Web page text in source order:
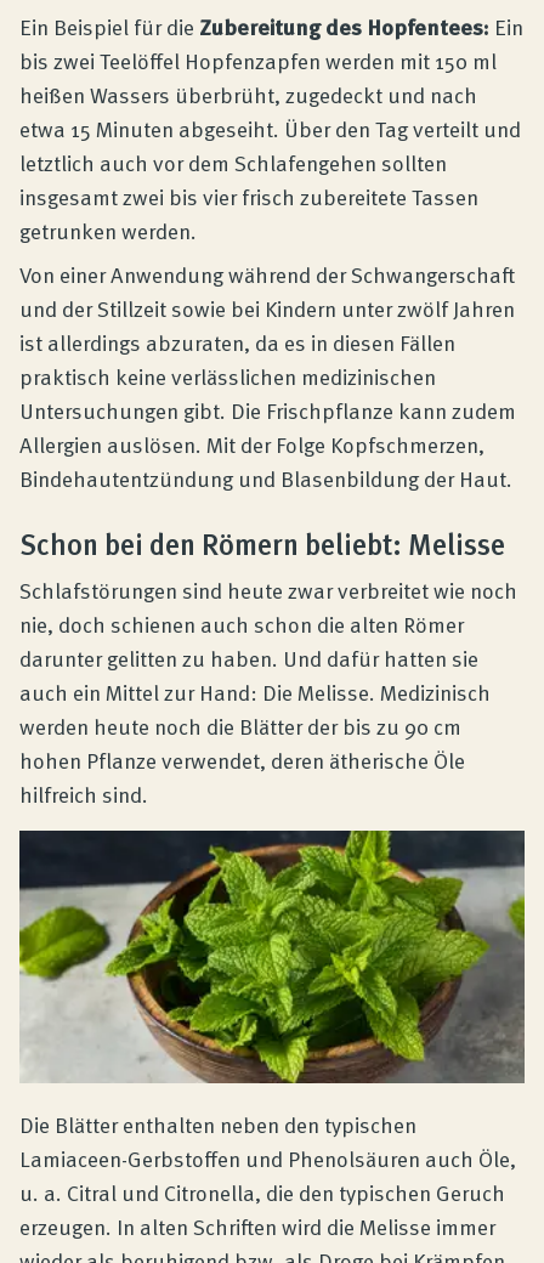
Ein Beispiel für die Zubereitung des Hopfentees: Ein
bis zwei Teelöffel Hopfenzapfen werden mit 150 ml
heißen Wassers überbrüht, zugedeckt und nach
etwa 15 Minuten abgeseiht. Über den Tag verteilt und
letztlich auch vor dem Schlafengehen sollten
insgesamt zwei bis vier frisch zubereitete Tassen
getrunken werden.
Von einer Anwendung während der Schwangerschaft
und der Stillzeit sowie bei Kindern unter zwölf Jahren
ist allerdings abzuraten, da es in diesen Fällen
praktisch keine verlässlichen medizinischen
Untersuchungen gibt. Die Frischpflanze kann zudem
Allergien auslösen. Mit der Folge Kopfschmerzen,
Bindehautentzündung und Blasenbildung der Haut.
Schon bei den Römern beliebt: Melisse
Schlafstörungen sind heute zwar verbreitet wie noch
nie, doch schienen auch schon die alten Römer
darunter gelitten zu haben. Und dafür hatten sie
auch ein Mittel zur Hand: Die Melisse. Medizinisch
werden heute noch die Blätter der bis zu 90 cm
hohen Pflanze verwendet, deren ätherische Öle
hilfreich sind.
Die Blätter enthalten neben den typischen
Lamiaceen-Gerbstoffen und Phenolsäuren auch Öle,
u. a. Citral und Citronella, die den typischen Geruch
erzeugen. In alten Schriften wird die Melisse immer